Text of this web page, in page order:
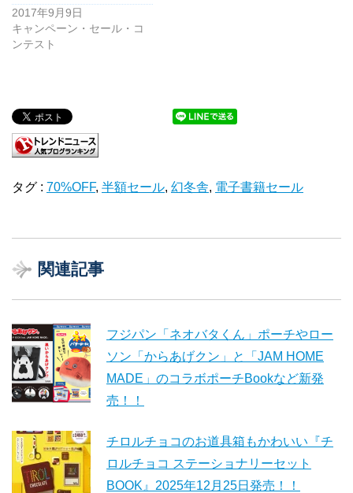
2017年9月9日
キャンペーン・セール・コ
ンテスト
タグ : 70%OFF, 半額セール, 幻冬舎, 電子書籍セール
関連記事
フジパン「ネオバタくん」ポーチやロー
ソン「からあげクン」と「JAM HOME
MADE」のコラボポーチBookなど新発
売！！
チロルチョコのお道具箱もかわいい『チ
ロルチョコ ステーショナリーセット
BOOK』2025年12月25日発売！！